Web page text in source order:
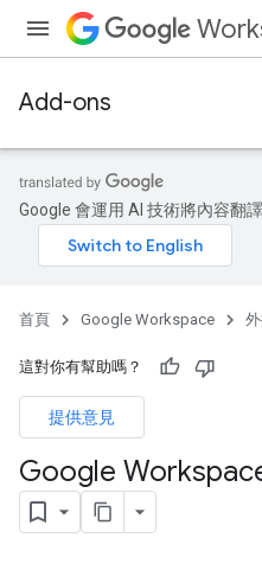
Add-ons
Google 會運用 AI 技術將內容翻
首頁 Google Workspace
這對你有幫助嗎？
提供意見
Google